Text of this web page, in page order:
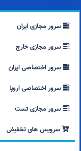
سرور مجازی ایران
سرور مجازی خارج
سرور اختصاصی ایران
سرور اختصاصی اروپا
سرور مجازی تست
سرویس های تخفیفی